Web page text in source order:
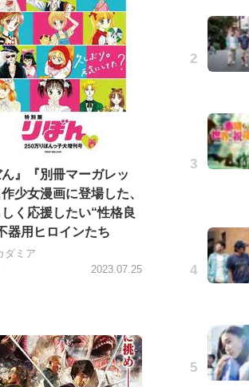
ん』『別冊マーガレッ
作少女漫画に登場した、
く応援したい“性格良
器用ヒロインたち
ダミア
2023.07.25